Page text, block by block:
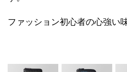
ファッション初心者の心強い